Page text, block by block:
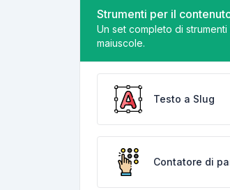
Strumenti per il
Un set completo di
maiuscole.
Testo a Slug
Contatore di